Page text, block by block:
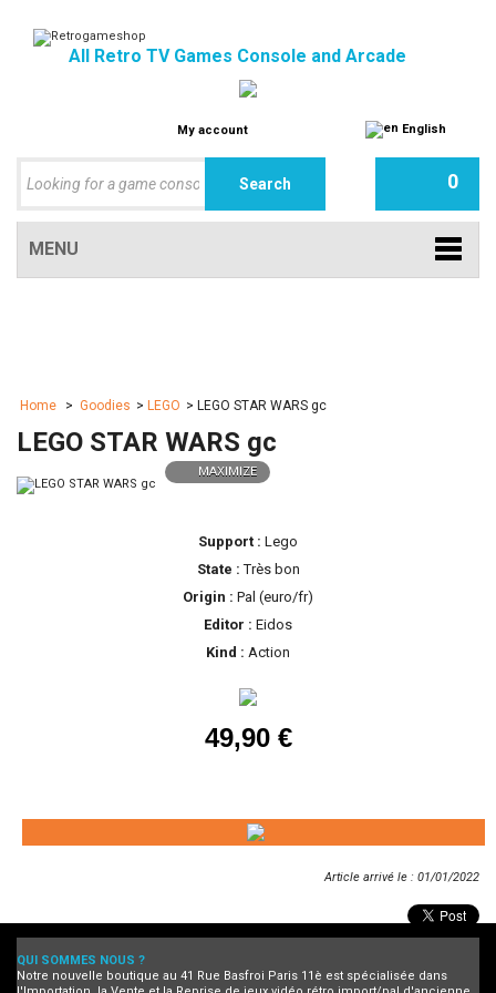
All Retro TV Games Console and Arcade
My account English
0
MENU
Home > Goodies > LEGO > LEGO STAR WARS gc
LEGO STAR WARS gc
MAXIMIZE
Support : Lego
State :Très bon
Origin : Pal (euro/fr)
Editor : Eidos
Kind : Action
49,90 €
Article arrivé le : 01/01/2022
QUI SOMMES NOUS ?
Notre nouvelle boutique au 41 Rue Basfroi Paris 11è est spécialisée dans